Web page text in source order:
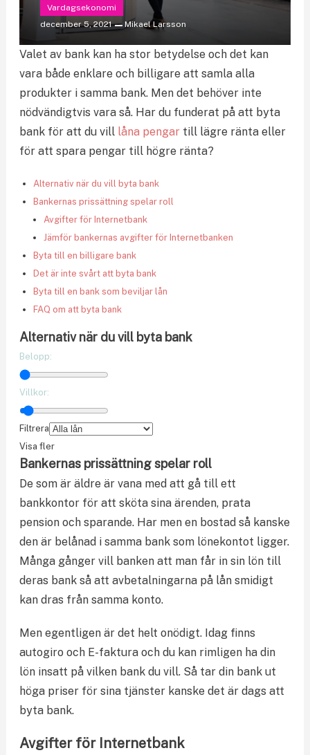
Vardagsekonomi
december 5, 2021
Mikael Larsson
Valet av bank kan ha stor betydelse och det kan
vara både enklare och billigare att samla alla
produkter i samma bank. Men det behöver inte
nödvändigtvis vara så. Har du funderat på att byta
bank för att du vill låna pengartill lägre ränta eller
för att spara pengar till högre ränta?
Alternativ när du vill byta bank
Bankernas prissättning spelar roll
Avgifter för Internetbank
Jämför bankernas avgifter för Internetbanken
Byta till en billigare bank
Det är inte svårt att byta bank
Byta till en bank som beviljar lån
FAQ om att byta bank
Alternativ när du vill byta bank
Belopp:
Villkor:
Filtrera
Visa fler
Bankernas prissättning spelar roll
De som är äldre är vana med att gå till ett
bankkontor för att sköta sina ärenden, prata
pension och sparande. Har men en bostad så kanske
den är belånad i samma bank som lönekontot ligger.
Många gånger vill banken att man får in sin lön till
deras bank så att avbetalningarna på lån smidigt
kan dras från samma konto.
Men egentligen är det helt onödigt. Idag finns
autogiro och E-faktura och du kan rimligen ha din
lön insatt på vilken bank du vill. Så tar din bank ut
höga priser för sina tjänster kanske det är dags att
byta bank.
Avgifter för Internetbank